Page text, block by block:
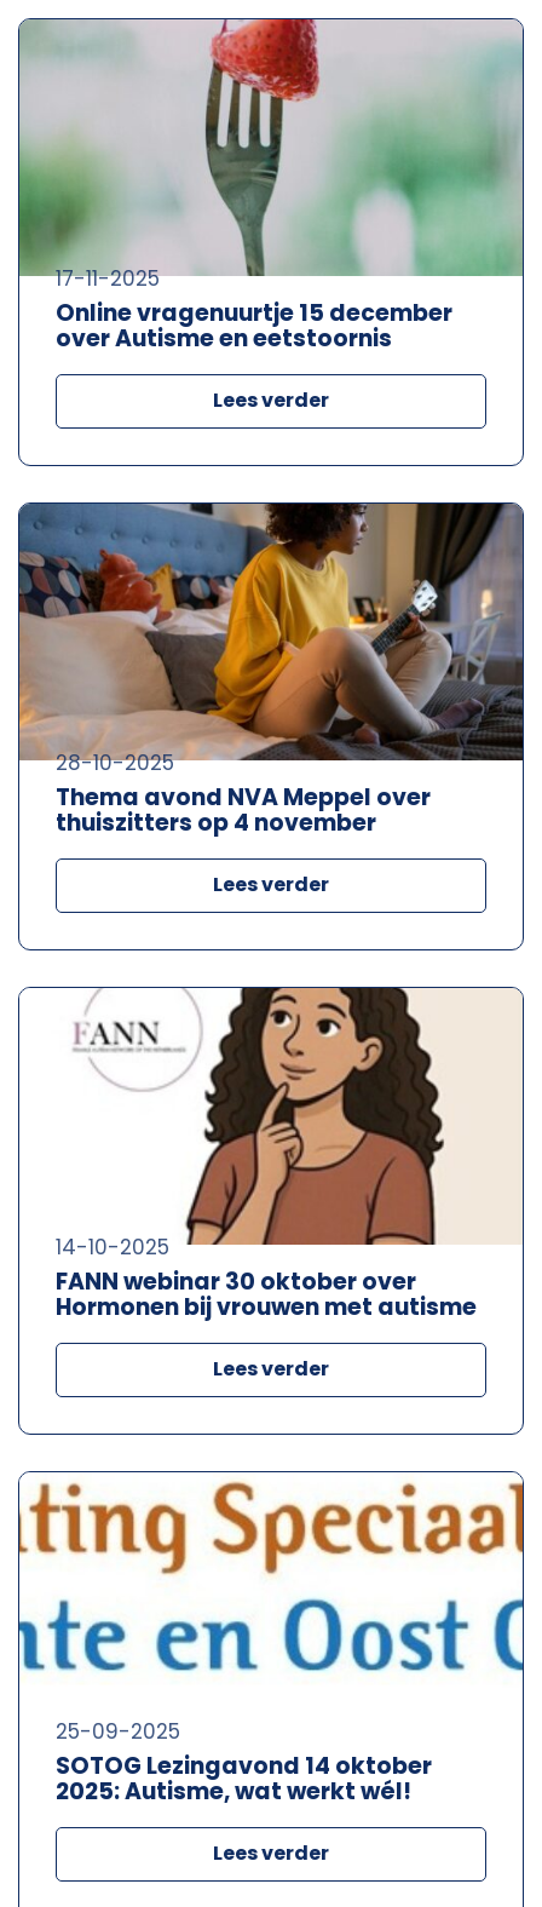
Online vragenuurtje 15 december
over Autisme en eetstoornis
17-11-2025
Lees verder
Thema avond NVA Meppel over
thuiszitters op 4 november
28-10-2025
Lees verder
FANN webinar 30 oktober over
Hormonen bij vrouwen met autisme
14-10-2025
Lees verder
SOTOG Lezingavond 14 oktober
2025: Autisme, wat werkt wél!
25-09-2025
Lees verder